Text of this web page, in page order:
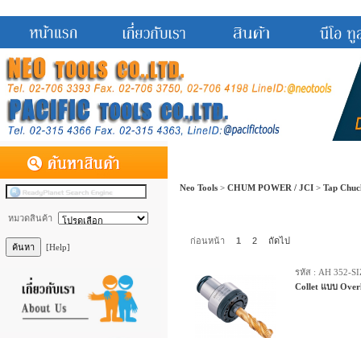
หมวดสินค้า
[Help]
Neo Tools > CHUM POWER / JCI > Tap
ก่อนหน้า 1 2 ถัดไป
รหัส : AH 352-
Collet แบบ